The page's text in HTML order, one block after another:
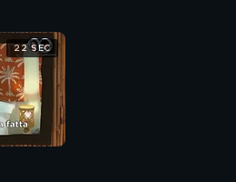
Tapiri alla Juventus
Sorelle Parodi: il promo
di Domenica In
22 SEC